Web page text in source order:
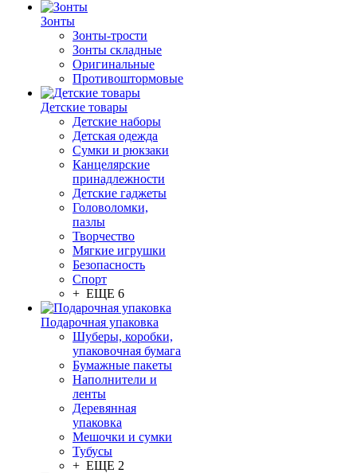
Зонты
Зонты-трости
Зонты складные
Оригинальные
Противоштормовые
Детские товары
Детские наборы
Детская одежда
Сумки и рюкзаки
Канцелярские
принадлежности
Детские гаджеты
Головоломки,
пазлы
Творчество
Мягкие игрушки
Безопасность
Спорт
+ ЕЩЕ 6
Подарочная упаковка
Шуберы, коробки,
упаковочная бумага
Бумажные пакеты
Наполнители и
ленты
Деревянная
упаковка
Мешочки и сумки
Тубусы
+ ЕЩЕ 2